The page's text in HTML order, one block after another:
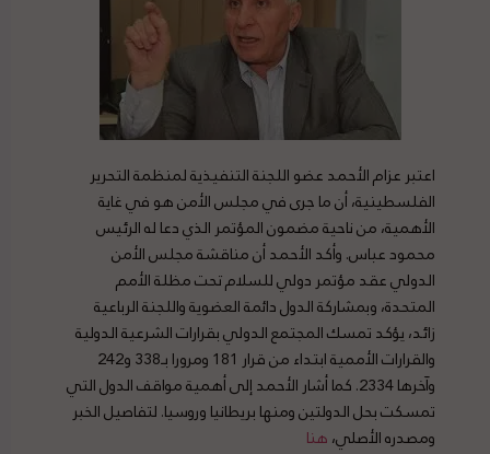
اعتبر عزام الأحمد عضو اللجنة التنفيذية لمنظمة التحرير
الفلسطينية، أن ما جرى في مجلس الأمن هو في غاية
الأهمية، من ناحية مضمون المؤتمر الذي دعا له الرئيس
محمود عباس. وأكد الأحمد أن مناقشة مجلس الأمن
الدولي عقد مؤتمر دولي للسلام تحت مظلة الأمم
المتحدة، وبمشاركة الدول دائمة العضوية واللجنة الرباعية
زائد، يؤكد تمسك المجتمع الدولي بقرارات الشرعية الدولية
والقرارات الأممية ابتداء من قرار 181 ومرورا بـ338 و242
وآخرها 2334. كما أشار الأحمد إلى أهمية مواقف الدول التي
تمسكت بحل الدولتين ومنها بريطانيا وروسيا. لتفاصيل الخبر
ومصدره الأصلي،هنا